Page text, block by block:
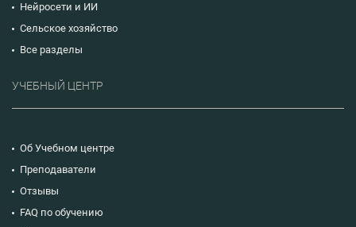
Нейросети и ИИ
Сельское хозяйство
Все разделы
УЧЕБНЫЙ ЦЕНТР
Об Учебном центре
Преподаватели
Отзывы
FAQ по обучению